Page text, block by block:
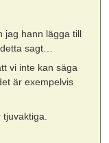
jag hann lägga till
sagt…
vi inte kan säga
är exempelvis